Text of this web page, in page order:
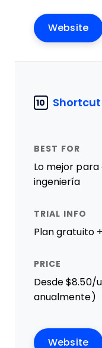
Website
10 Shortcut
Lo mejor
ingeniería
Plan gratuito
Desde $8.50/
anualmente)
Website